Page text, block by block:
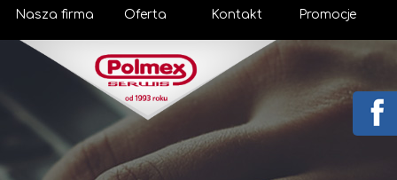
Nasza firma Oferta Kontakt Promocje